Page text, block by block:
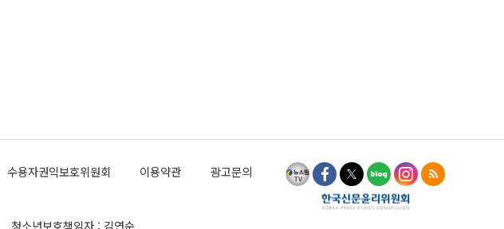
수용자권익보호위원회 이용약관 광고문의
청소년보호책임자 : 김연순